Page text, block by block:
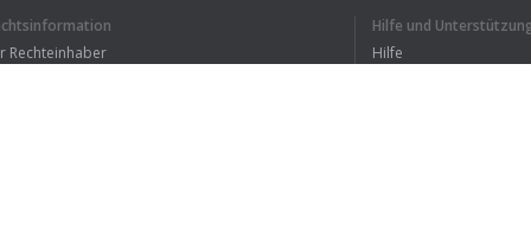
leistbar.
Rechteinhaber
Hilfe und
Hilfe